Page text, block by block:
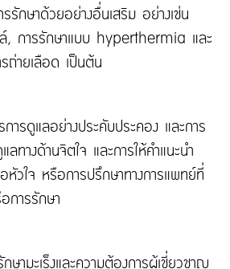
รักษาด้วยอย่างอื่นเสริม อย่างเช่น
ล์, การรักษาแบบ hyperthermia และ
ายเลือด เป็นต้น
การดูแลอย่างประคับประคอง และการ
างด้านจิตใจ และการให้คำแนะนำ
หัวใจ หรือการปรึกษาทางการแพทย์ที่
การรักษา
ษามะเร็งและความต้องการผู้เชี่ยวชาญ